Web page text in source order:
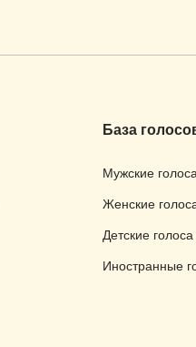
База
Мужские голоса
Женские
Детские голоса
Иностранные